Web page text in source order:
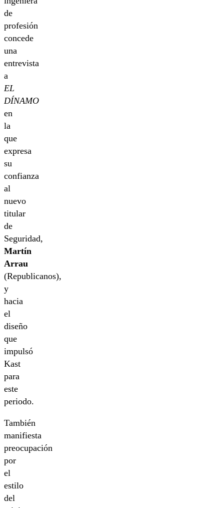
de
profesión
concede
una
entrevista
a
EL
DÍNAMO
en
la
que
expresa
su
confianza
al
nuevo
titular
de
Seguridad,
Martín
Arrau
(Republicanos),
y
hacia
el
diseño
que
impulsó
Kast
para
este
periodo.
También
manifiesta
preocupación
por
el
estilo
del